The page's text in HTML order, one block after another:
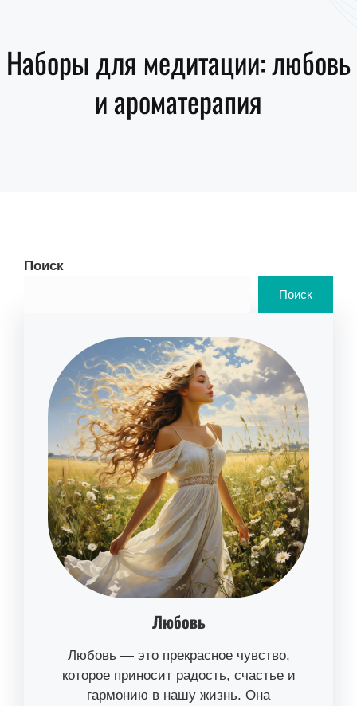
Наборы для медитации: любовь
и ароматерапия
Поиск
Поиск
Любовь
Любовь — это прекрасное чувство,
которое приносит радость, счастье и
гармонию в нашу жизнь. Она